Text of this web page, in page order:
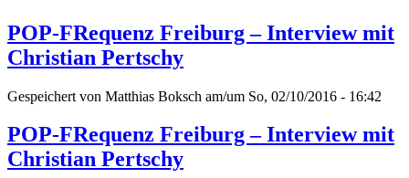
POP-FRequenz Freiburg – Interview mit
Christian Pertschy
Gespeichert von Matthias Boksch am/um So, 02/10/2016 - 16:42
POP-FRequenz Freiburg – Interview mit
Christian Pertschy